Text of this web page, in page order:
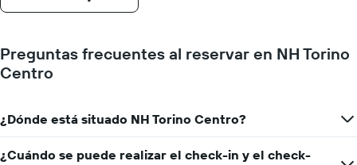
de
faltan
para
El
gráfico
muestra
Preguntas frecuentes al reservar en NH Torino
Centro
¿Dónde está situado NH Torino Centro?
¿Cuándo se puede realizar el check-in y el check-